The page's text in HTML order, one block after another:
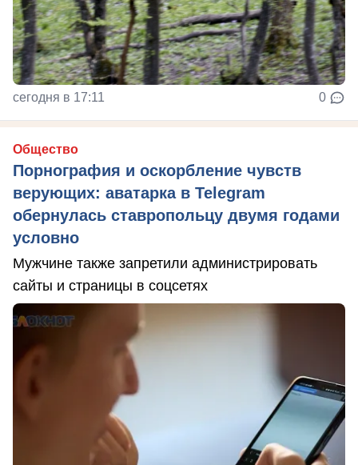
сегодня в 17:11 0
Общество
Порнография и оскорбление чувств
верующих: аватарка в Telegram
обернулась ставропольцу двумя годами
условно
Мужчине также запретили администрировать
сайты и страницы в соцсетях